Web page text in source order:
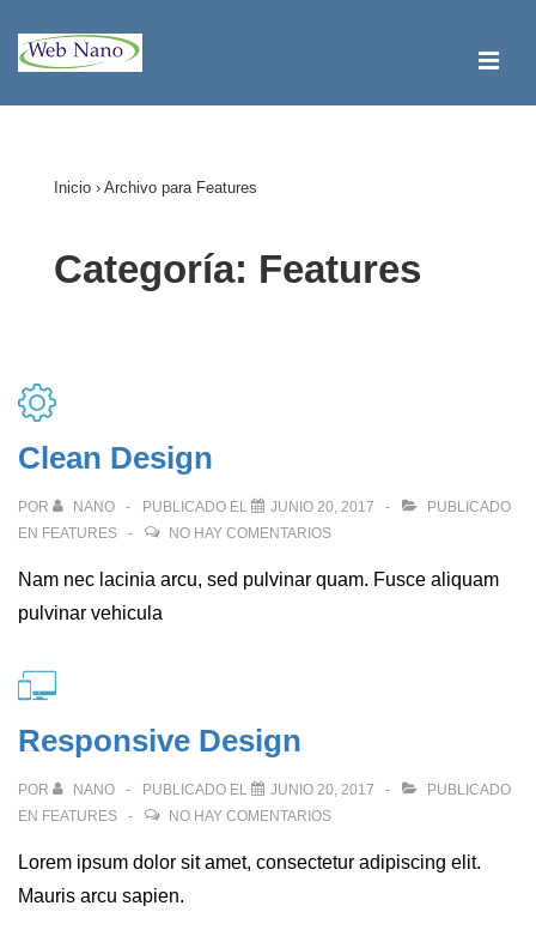
Saltar
Inicio › Archivo para Features
Categoría: Features
Clean Design
POR NANO PUBLICADO EL JUNIO 20, 2017
PUBLICADO
EN FEATURES NO HAY COMENTARIOS
Nam nec lacinia arcu, sed pulvinar quam. Fusce aliquam
pulvinar vehicula
Responsive Design
POR NANO PUBLICADO EL JUNIO 20, 2017
PUBLICADO
EN FEATURES NO HAY COMENTARIOS
Lorem ipsum dolor sit amet, consectetur adipiscing elit.
Mauris arcu sapien.